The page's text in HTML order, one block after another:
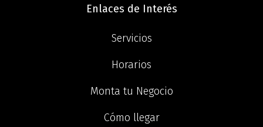
Enlaces de Interés
Servicios
Horarios
Monta tu Negocio
Cómo llegar